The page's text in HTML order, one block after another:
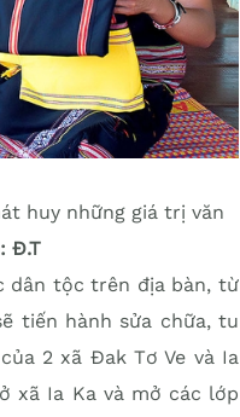
huy những giá trị văn
Đ.T
dân tộc trên địa bàn, từ
tiến hành sửa chữa, tu
2 xã Đak Tơ Ve và Ia
xã Ia Ka và mở các lớp